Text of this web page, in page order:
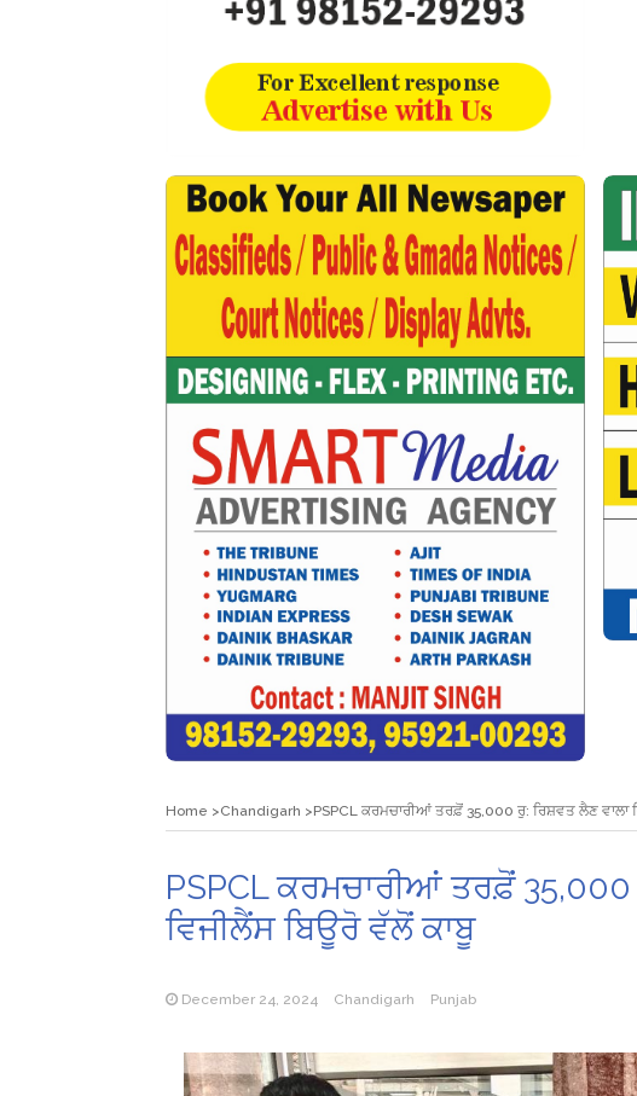
Home Chandigarh PSPCL ਕਰਮਚਾਰੀਆਂ ਤਰਫ਼ੋਂ 35,000 ਰੁ: ਰਿਸ਼ਵਤ ਲੈਣ ਵਾਲਾ
PSPCL ਕਰਮਚਾਰੀਆਂ ਤਰਫ਼ੋਂ 35,000
ਵਿਜੀਲੈਂਸ ਬਿਊਰੋ ਵੱਲੋਂ ਕਾਬੂ
December 24, 2024 Chandigarh Punjab